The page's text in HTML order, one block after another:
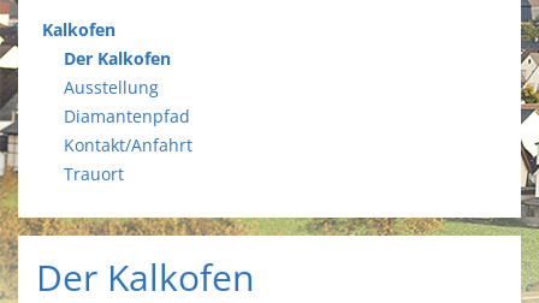
Kalkofen
Der Kalkofen
Ausstellung
Diamantenpfad
Kontakt/Anfahrt
Trauort
Der Kalkofen